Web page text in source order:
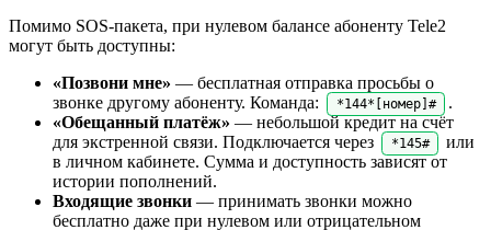
Помимо SOS-пакета, при нулевом балансе абоненту Tele2
могут быть доступны:
«Позвони мне» — бесплатная отправка просьбы о
звонке другому абоненту. Команда:
*144*[номер]#
.
«Обещанный платёж» — небольшой кредит на счёт
для экстренной связи. Подключается через
*145#
или
в личном кабинете. Сумма и доступность зависят от
истории пополнений.
Входящие звонки — принимать звонки можно
бесплатно даже при нулевом или отрицательном